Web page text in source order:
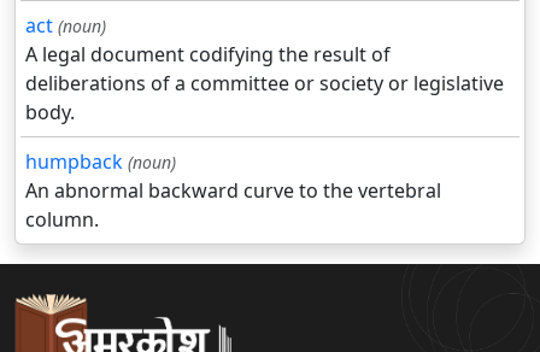
act (noun)
A legal document codifying the result of
deliberations of a committee or society or legislative
body.
humpback (noun)
An abnormal backward curve to the vertebral
column.